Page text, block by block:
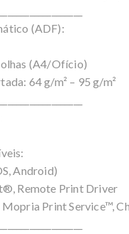
(ADF):
(A4/Ofício)
64 g/m² – 95 g/m²
Android)
Remote Print Driver
Print Service™,